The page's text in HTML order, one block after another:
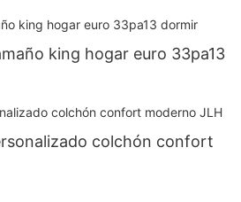
king hogar euro 33pa13
colchón confort